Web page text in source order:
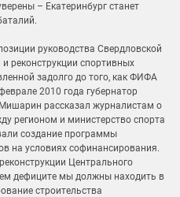
– Екатеринбург станет
руководства Свердловской
реконструкции спортивных
задолго до того, как ФИФА
2010 года губернатор
рассказал журналистам о
регионом и министерство спорта
создание программы
на условиях софинансирования.
Центрального
дефиците мы должны находить в
строительства